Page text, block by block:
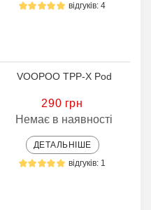
відгуків: 4
VOOPOO TPP-X Pod
290 грн
Немає в наявності
ДЕТАЛЬНІШЕ
відгуків: 1